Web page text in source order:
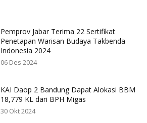
Pemprov Jabar Terima 22 Sertifikat
Penetapan Warisan Budaya Takbenda
Indonesia 2024
06 Des 2024
KAI Daop 2 Bandung Dapat Alokasi BBM
18,779 KL dari BPH Migas
30 Okt 2024